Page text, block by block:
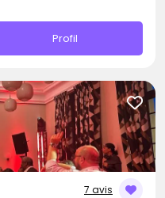
Profil
7 avis